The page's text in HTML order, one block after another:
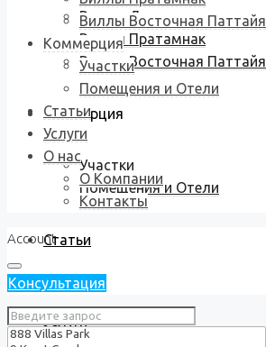
Виллы Джомтьен
Виллы Пратамнак
Виллы Восточная Паттайя
Коммерция
Участки
Помещения и Отели
Статьи
Услуги
Виллы Восточная Паттайя
Коммерция
Участки
Помещения и Отели
Статьи
Услуги
О нас
О Компании
Контакты
Account
Консультация